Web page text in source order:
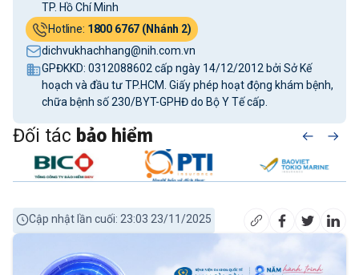
TP. Hồ Chí Minh
Hotline: 1800 6767 (Nhánh 2)
dichvukhachhang@nih.com.vn
GPĐKKD: 0312088602 cấp ngày 14/12/2012 bởi Sở Kế
hoạch và đầu tư TP.HCM. Giấy phép hoạt động khám bệnh,
chữa bệnh số 230/BYT-GPHĐ do Bộ Y Tế cấp.
Đối tác bảo hiểm
Cập nhật lần cuối: 23:03 23/11/2025